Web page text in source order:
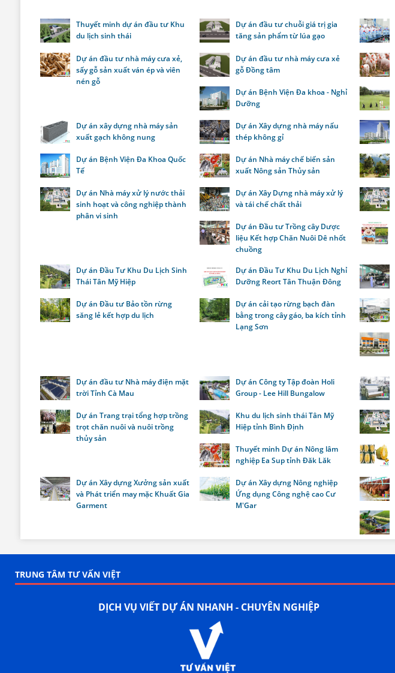
Thuyết minh dự án đầu tư Khu
du lịch sinh thái
Dự án đầu tư chuỗi giá trị gia
tăng sản phẩm từ lúa gạo
Dự án đầu tư nhà máy cưa xẻ,
sấy gỗ sản xuất ván ép và viên
nén gỗ
Dự án đầu tư nhà máy cưa xẻ
gỗ Đồng tâm
Dự án Bệnh Viện Đa khoa - Nghỉ
Dưỡng
Dự án xây dựng nhà máy sản
xuất gạch không nung
Dự án Xây dựng nhà máy nấu
thép không gỉ
Dự án Bệnh Viện Đa Khoa Quốc
Tế
Dự án Nhà máy chế biến sản
xuất Nông sản Thủy sản
Dự án Nhà máy xử lý nước thải
sinh hoạt và công nghiệp thành
phân vi sinh
Dự án Xây Dựng nhà máy xử lý
và tái chế chất thải
Dự án Đầu tư Trồng cây Dược
liệu Kết hợp Chăn Nuôi Dê nhốt
chuồng
Dự án Đầu Tư Khu Du Lịch Sinh
Thái Tân Mỹ Hiệp
Dự án Đầu Tư Khu Du Lịch Nghỉ
Dưỡng Reort Tân Thuận Đông
Dự án Đầu tư Bảo tồn rừng
săng lẻ kết hợp du lịch
Dự án cải tạo rừng bạch đàn
bằng trong cây gáo, ba kích tỉnh
Lạng Sơn
Dự án đầu tư Nhà máy điện mặt
trời Tỉnh Cà Mau
Dự án Công ty Tập đoàn Holi
Group - Lee Hill Bungalow
Dự án Trang trại tổng hợp trồng
trọt chăn nuôi và nuôi trồng
thủy sản
Khu du lịch sinh thái Tân Mỹ
Hiệp tỉnh Bình Định
Thuyết minh Dự án Nông lâm
nghiệp Ea Sup tỉnh Đăk Lăk
Dự án Xây dựng Xưởng sản xuất
và Phát triển may mặc Khuất Gia
Garment
Dự án Xây dựng Nông nghiệp
Ứng dụng Công nghệ cao Cư
M'Gar
TRUNG TÂM TƯ VẤN VIỆT
DỊCH VỤ VIẾT DỰ ÁN NHANH - CHUYÊN NGHIỆP